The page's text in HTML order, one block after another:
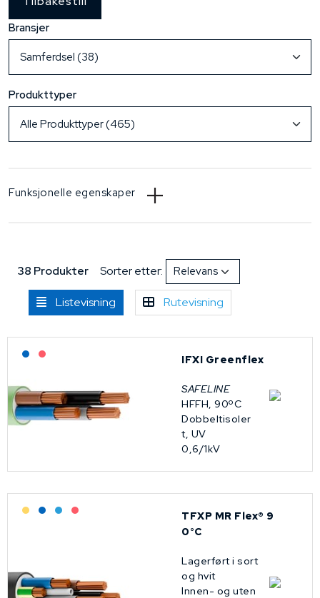
Bransjer
Produkttyper
Funksjonelle egenskaper
38 Produkter Sorter etter:
Listevisning Rutevisning
Lagerført: NEK Kabel
IFXI Greenflex
SAFELINE
HFFH, 90ºC
Dobbeltisoler
t, UV
0,6/1kV
Lagerført: Grossist
Lagerført: NEK Kabel
Bestilling: 2-3 uker
TFXP MR Flex® 9
0°C
Lagerført i sort
og hvit
Innen- og uten